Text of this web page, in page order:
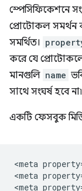
স্পেসিফিকেশনে
প্রোটোকল সমর্থন
সমর্থিত।
করে যে
মানগুলি name
সাথে সংঘর্ষ হবে না৷
একটি ফেসবুক
<meta
<meta
<meta